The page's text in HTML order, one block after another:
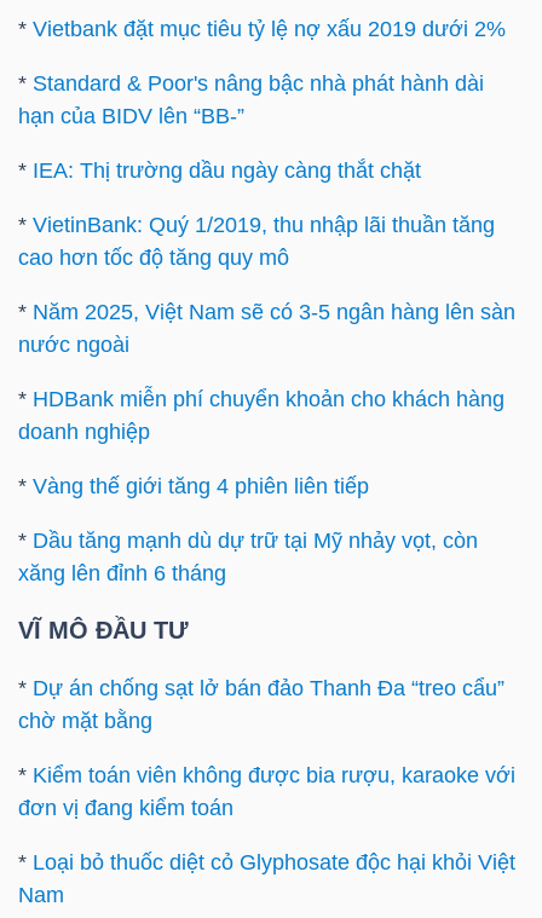
* Vietbank đặt mục tiêu tỷ lệ nợ xấu 2019 dưới 2%
* Standard & Poor's nâng bậc nhà phát hành dài
hạn của BIDV lên “BB-”
* IEA: Thị trường dầu ngày càng thắt chặt
* VietinBank: Quý 1/2019, thu nhập lãi thuần tăng
cao hơn tốc độ tăng quy mô
* Năm 2025, Việt Nam sẽ có 3-5 ngân hàng lên sàn
nước ngoài
* HDBank miễn phí chuyển khoản cho khách hàng
doanh nghiệp
* Vàng thế giới tăng 4 phiên liên tiếp
* Dầu tăng mạnh dù dự trữ tại Mỹ nhảy vọt, còn
xăng lên đỉnh 6 tháng
VĨ MÔ ĐẦU TƯ
* Dự án chống sạt lở bán đảo Thanh Đa “treo cẩu”
chờ mặt bằng
* Kiểm toán viên không được bia rượu, karaoke với
đơn vị đang kiểm toán
* Loại bỏ thuốc diệt cỏ Glyphosate độc hại khỏi Việt
Nam
THIẾT
YẾU
CHĂM
SÓC
SỨC
CHÍNH
NGHỆ
THÔNG